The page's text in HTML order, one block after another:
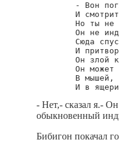
- Вон
И
Но ты не
Он не
Сюда
И
Он злой
Он может
В мышей,
- Нет,- сказал я.-
обыкновенный
Бибигон покачал